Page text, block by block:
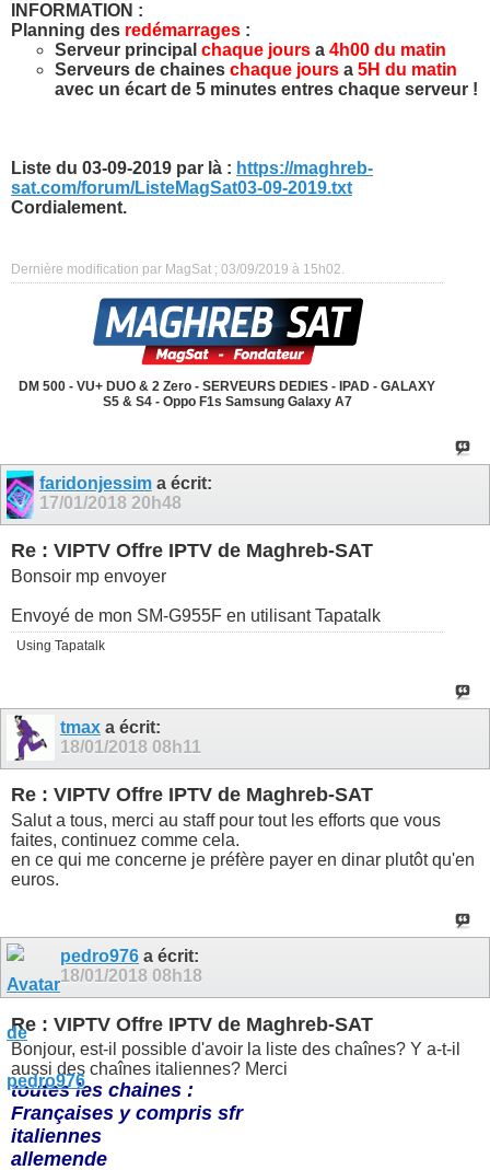
INFORMATION :
Planning des redémarrages :
Serveur principal chaque jours a 4h00 du matin
Serveurs de chaines chaque jours a 5H du matin
avec un écart de 5 minutes entres chaque serveur !
Liste du 03-09-2019 par là : https://maghreb-
sat.com/forum/ListeMagSat03-09-2019.txt
Cordialement.
Dernière modification par MagSat ; 03/09/2019 à 15h02
DM 500 - VU+ DUO & 2 Zero - SERVEURS DEDIES - IPAD - GALAXY
S5 & S4 - Oppo F1s Samsung Galaxy A7
faridonjessima écrit:
17/01/2018 20h48
Re : VIPTV Offre IPTV de Maghreb-SAT
Bonsoir mp envoyer
Envoyé de mon SM-G955F en utilisant Tapatalk
Using Tapatalk
tmax a écrit:
18/01/2018 08h11
Re : VIPTV Offre IPTV de Maghreb-SAT
Salut a tous, merci au staff pour tout les efforts que vous
faites, continuez comme cela.
en ce qui me concerne je préfère payer en dinar plutôt qu'en
euros.
pedro976 a écrit:
18/01/2018 08h18
Re : VIPTV Offre IPTV de Maghreb-SAT
Bonjour, est-il possible d'avoir la liste des chaînes? Y a-t-il
aussi des chaînes italiennes? Merci
toutes les chaines :
Françaises y compris sfr
italiennes
allemende